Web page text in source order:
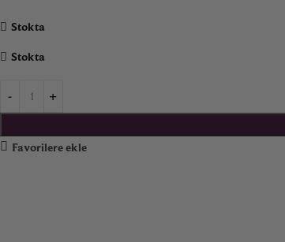
Stokta
Stokta
Favorilere ekle